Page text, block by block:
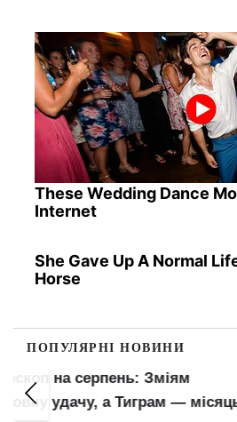
These Wedding Dance
Internet
She Gave Up A Normal
Horse
ПОПУЛЯРНІ НОВИНИ
Пенсіонери відчують
ПФУ оновив важливий